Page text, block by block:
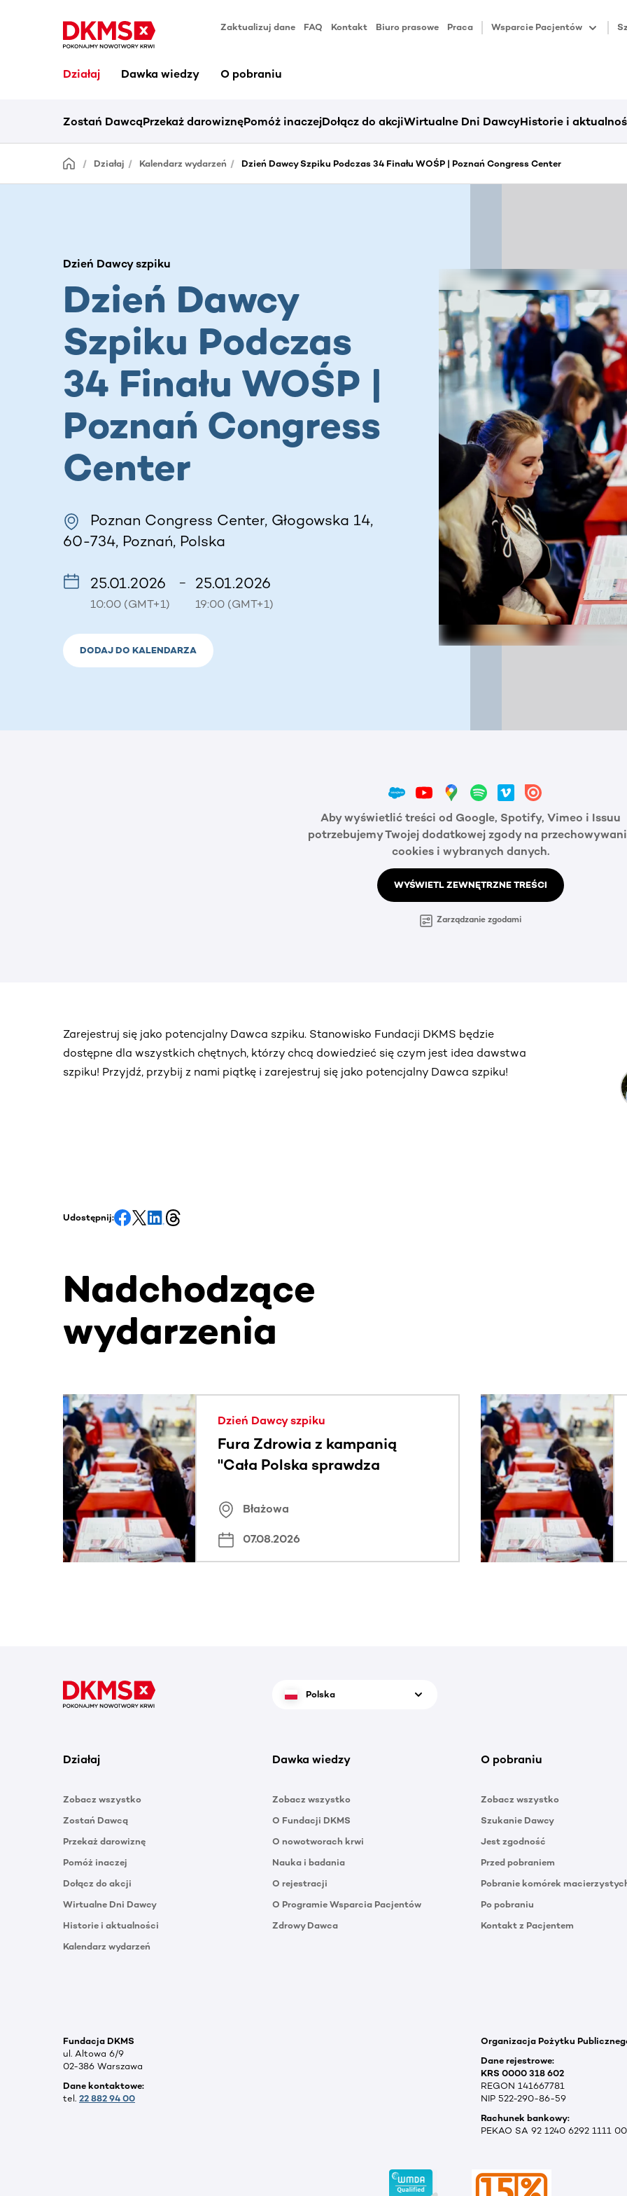
Zaktualizuj dane FAQ Kontakt Biuro prasowe Praca Wsparcie Pacjentów
Działaj Dawka wiedzy O pobraniu
Zostań DawcąPrzekaż darowiznęPomóż inaczejDołącz do akcjiWirtualne Dni DawcyHistorie i
Działaj Kalendarz wydarzeń Dzień Dawcy Szpiku Podczas 34 Finału WOŚP | Poznań Congress Center
Dzień Dawcy szpiku
Dzień Dawcy
Szpiku Podczas
34 Finału WOŚP |
Poznań Congress
Center
Poznan Congress Center, Głogowska 14,
60-734, Poznań, Polska
25.01.2026
10:00 (GMT+1)
– 25.01.2026
19:00 (GMT+1)
DODAJ DO KALENDARZA
Aby wyświetlić treści od Google, Spotify, Vimeo i Issuu
potrzebujemy Twojej dodatkowej zgody na
cookies i wybranych danych.
WYŚWIETL ZEWNĘTRZNE TREŚCI
Zarządzanie zgodami
Zarejestruj się jako potencjalny Dawca szpiku. Stanowisko Fundacji DKMS będzie
dostępne dla wszystkich chętnych, którzy chcą dowiedzieć się czym jest idea dawstwa
szpiku! Przyjdź, przybij z nami piątkę i zarejestruj się jako potencjalny Dawca szpiku!
Udostępnij:
Nadchodzące
wydarzenia
Ta sekcja zawiera treści przewijane w poziomie. Użyj klawisza Tab lub przesuń palcem, aby zobaczyć
Dzień Dawcy szpiku
Fura Zdrowia z kampanią
"Cała Polska sprawdza
Błażowa
07.08.2026
Polska
Działaj
Zobacz wszystko
Zostań Dawcą
Przekaż darowiznę
Pomóż inaczej
Dołącz do akcji
Wirtualne Dni Dawcy
Historie i aktualności
Kalendarz wydarzeń
Dawka wiedzy
Zobacz wszystko
O Fundacji DKMS
O nowotworach krwi
Nauka i badania
O rejestracji
O Programie Wsparcia Pacjentów
Zdrowy Dawca
O pobraniu
Zobacz wszystko
Szukanie Dawcy
Jest zgodność
Przed pobraniem
Pobranie komórek
Po pobraniu
Kontakt z Pacjentem
Fundacja DKMS
ul. Altowa 6/9
02-386 Warszawa
Dane kontaktowe:
tel. 22 882 94 00
Organizacja Pożytku
Dane rejestrowe:
KRS 0000 318 602
REGON 141667781
NIP 522-290-86-59
Rachunek bankowy:
PEKAO SA 92 1240 6292 1111